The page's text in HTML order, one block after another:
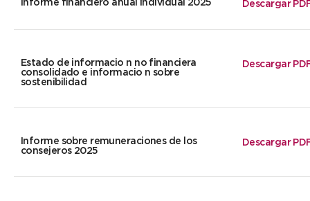
Informe financiero anual individual 2025 Descargar
Estado de informacio n no financiera
consolidado e informacio n sobre
sostenibilidad
Descargar
Informe sobre remuneraciones de los
consejeros 2025
Descargar